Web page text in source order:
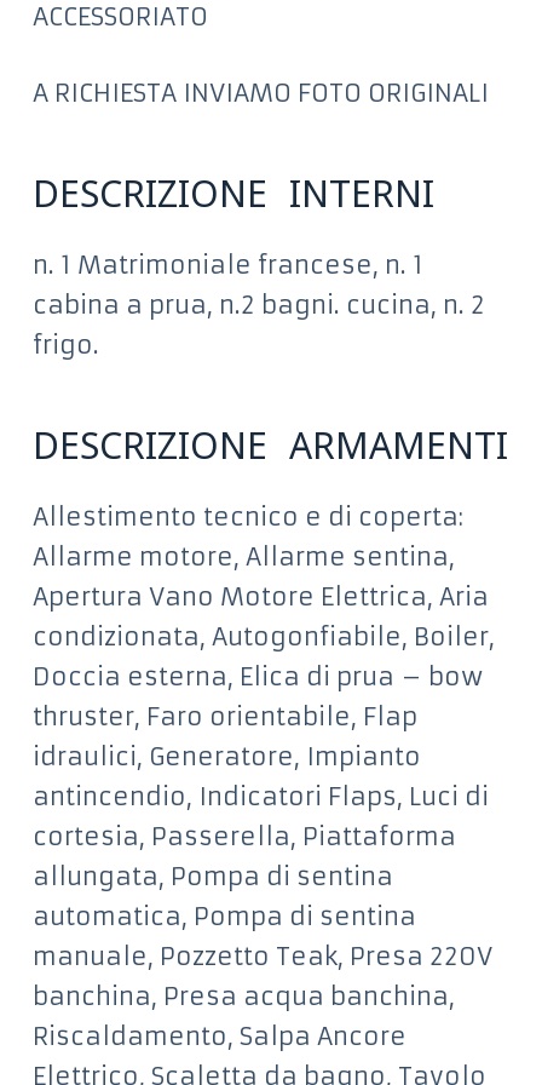
ACCESSORIATO
A RICHIESTA INVIAMO FOTO ORIGINALI
DESCRIZIONE INTERNI
n. 1 Matrimoniale francese, n. 1
cabina a prua, n.2 bagni. cucina, n. 2
frigo.
DESCRIZIONE ARMAMENTI
Allestimento tecnico e di coperta:
Allarme motore, Allarme sentina,
Apertura Vano Motore Elettrica, Aria
condizionata, Autogonfiabile, Boiler,
Doccia esterna, Elica di prua – bow
thruster, Faro orientabile, Flap
idraulici, Generatore, Impianto
antincendio, Indicatori Flaps, Luci di
cortesia, Passerella, Piattaforma
allungata, Pompa di sentina
automatica, Pompa di sentina
manuale, Pozzetto Teak, Presa 220V
banchina, Presa acqua banchina,
Riscaldamento, Salpa Ancore
Elettrico, Scaletta da bagno, Tavolo